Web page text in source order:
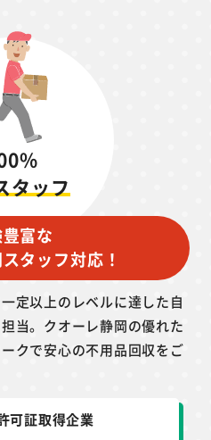
タッフ
富な
タッフ対応！
定以上のレベルに達した自
当。クオーレ静岡の優れた
クで安心の不用品回収をご
可証取得企業